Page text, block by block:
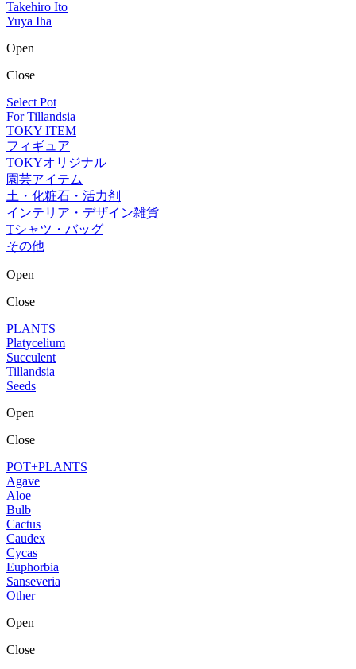
Takehiro Ito
Yuya Iha
Open
Close
Select Pot
For Tillandsia
TOKY ITEM
フィギュア
TOKYオリジナル
園芸アイテム
土・化粧石・活力剤
インテリア・デザイン雑貨
Tシャツ・バッグ
その他
Open
Close
PLANTS
Platycelium
Succulent
Tillandsia
Seeds
Open
Close
POT+PLANTS
Agave
Aloe
Bulb
Cactus
Caudex
Cycas
Euphorbia
Sanseveria
Other
Open
Close